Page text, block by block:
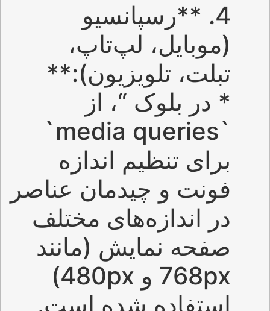
4. **رسپانسیو
(موبایل، لپ‌تاپ،
تبلت، تلویزیون):**
* در بلوک “، از
`media queries`
برای تنظیم اندازه
فونت و چیدمان عناصر
در اندازه‌های مختلف
صفحه نمایش (مانند
768px و 480px)
استفاده شده است.